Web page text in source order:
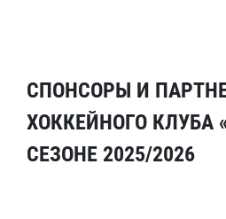
СПОНСОРЫ И
ХОККЕЙНОГО КЛУБА
СЕЗОНЕ 2025/2026